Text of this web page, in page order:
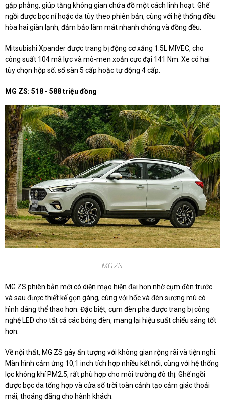
gập phẳng, giúp tăng không gian chứa đồ một cách linh hoạt. Ghế
ngồi được bọc nỉ hoặc da tùy theo phiên bản, cùng với hệ thống điều
hòa hai giàn lạnh, đảm bảo làm mát nhanh chóng và đồng đều.
Mitsubishi Xpander được trang bị động cơ xăng 1.5L MIVEC, cho
công suất 104 mã lực và mô-men xoắn cực đại 141 Nm. Xe có hai
tùy chọn hộp số: số sàn 5 cấp hoặc tự động 4 cấp.
MG ZS: 518 - 588 triệu đồng
MG ZS.
MG ZS phiên bản mới có diện mạo hiện đại hơn nhờ cụm đèn trước
và sau được thiết kế gọn gàng, cùng với hốc và đèn sương mù có
hình dáng thể thao hơn. Đặc biệt, cụm đèn pha được trang bị công
nghệ LED cho tất cả các bóng đèn, mang lại hiệu suất chiếu sáng tốt
hơn.
Về nội thất, MG ZS gây ấn tượng với không gian rộng rãi và tiện nghi.
Màn hình cảm ứng 10,1 inch tích hợp nhiều kết nối, cùng với hệ thống
lọc không khí PM2.5, rất phù hợp cho môi trường đô thị. Ghế ngồi
được bọc da tổng hợp và cửa sổ trời toàn cảnh tạo cảm giác thoải
mái, thoáng đãng cho hành khách.